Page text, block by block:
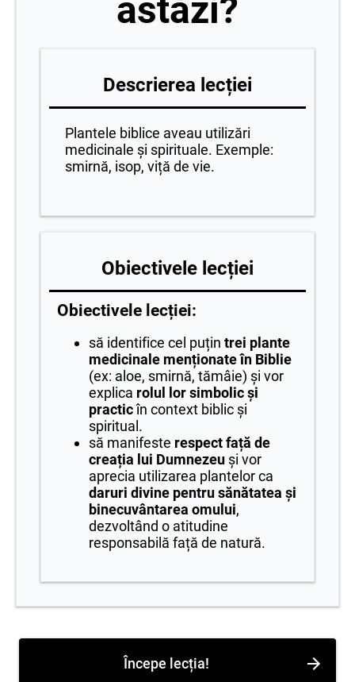
astăzi?
Descrierea lecției
Plantele biblice aveau utilizări
medicinale și spirituale. Exemple:
smirnă, isop, viță de vie.
Obiectivele lecției
Obiectivele lecției:
să identifice cel puțin trei plante
medicinale menționate în Biblie
(ex: aloe, smirnă, tămâie) și vor
explica rolul lor simbolic și
practicîn context biblic și
spiritual.
să manifeste respect față de
creația lui Dumnezeu și vor
aprecia utilizarea plantelor ca
daruri divine pentru sănătatea și
binecuvântarea omului,
dezvoltând o atitudine
responsabilă față de natură.
Începe lecția!